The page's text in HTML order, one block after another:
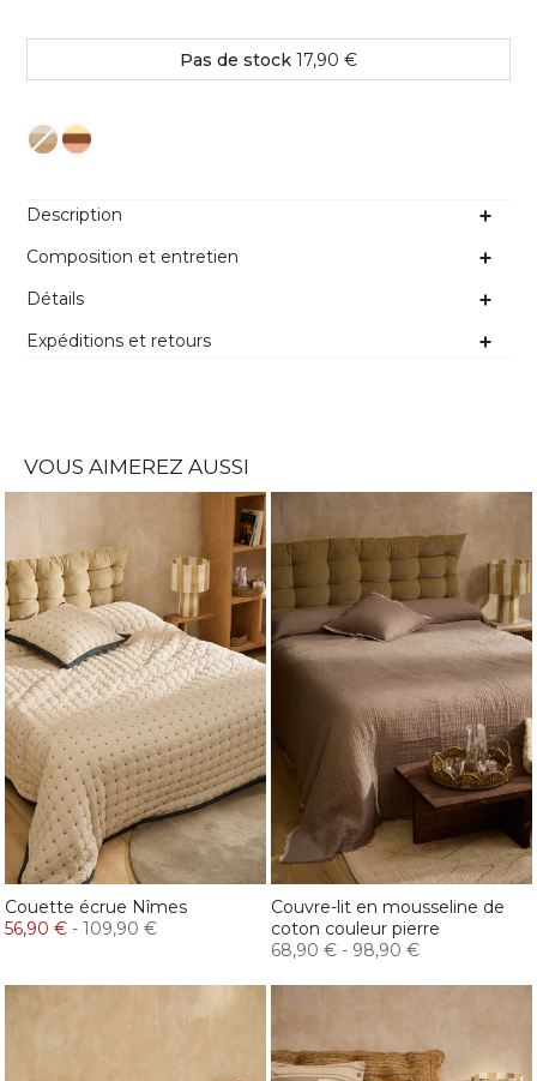
Couleur
Pas de stock 17,90 €
Description
Composition et entretien
Détails
Expéditions et retours
VOUS AIMEREZ AUSSI
Couette écrue Nîmes
56,90 € - 109,90 €
Couvre-lit en mousseline de
coton couleur pierre
68,90 € - 98,90 €